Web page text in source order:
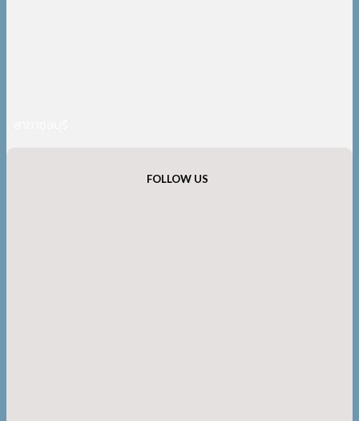
FOLLOW US